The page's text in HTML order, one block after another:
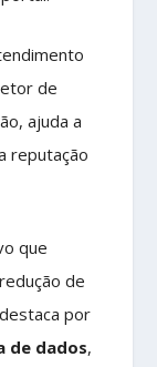
de
ajuda a
reputação
que
de
por
de dados,